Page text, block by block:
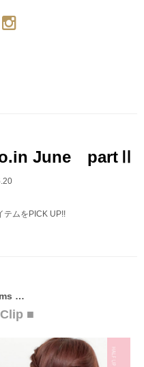
June partⅡ
テムをPICK UP!!
…
■